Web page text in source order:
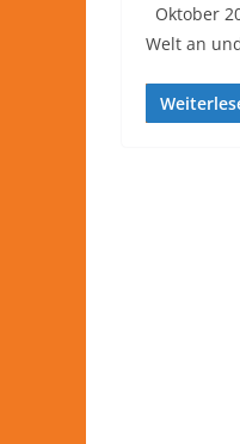
Oktober
Welt an